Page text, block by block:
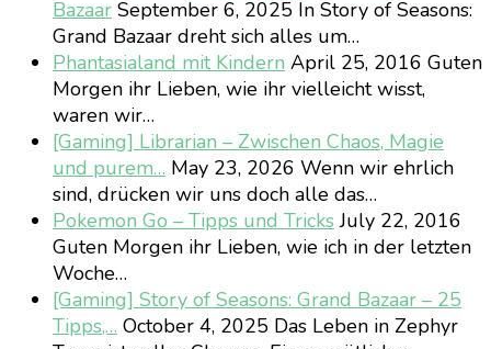
Bazaar September 6, 2025 In Story of Seasons:
Grand Bazaar dreht sich alles um…
Phantasialand mit Kindern April 25, 2016 Guten
Morgen ihr Lieben, wie ihr vielleicht wisst,
waren wir…
[Gaming] Librarian – Zwischen Chaos, Magie
und purem… May 23, 2026 Wenn wir ehrlich
sind, drücken wir uns doch alle das…
Pokemon Go – Tipps und TricksJuly 22, 2016
Guten Morgen ihr Lieben, wie ich in der letzten
Woche…
[Gaming] Story of Seasons: Grand Bazaar – 25
Tipps,… October 4, 2025 Das Leben in Zephyr